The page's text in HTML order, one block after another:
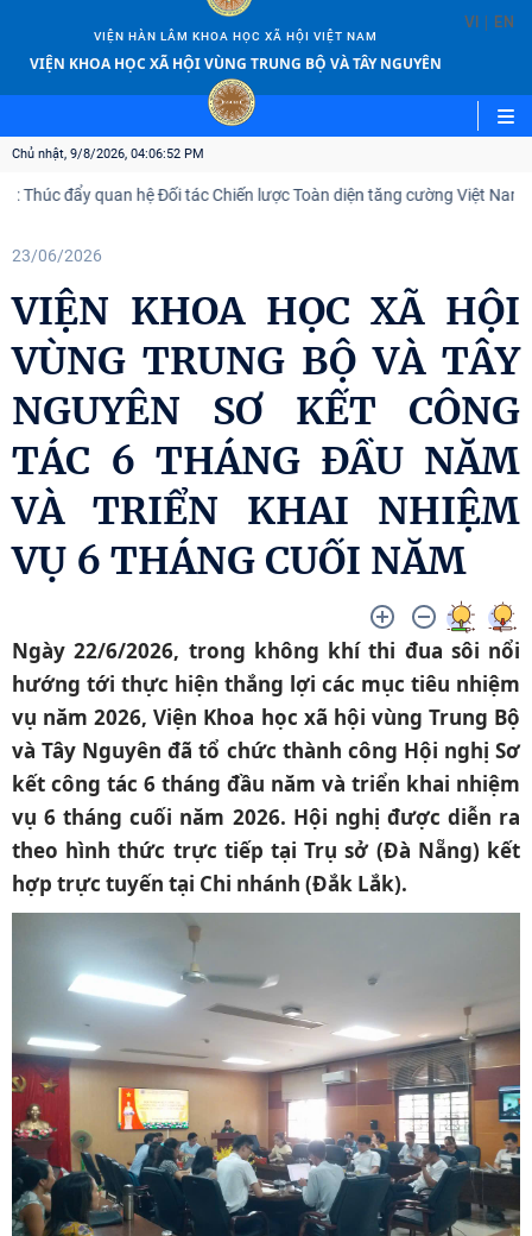
VIỆN HÀN LÂM KHOA HỌC XÃ HỘI VIỆT NAM
VIỆN KHOA HỌC XÃ HỘI VÙNG TRUNG BỘ VÀ TÂY NGUYÊN
VI | EN
Chủ nhật, 9/8/2026, 04:06:54 PM
quan hệ Đối tác Chiến lược Toàn diện tăng cường Việt Nam – Ấn Độ
23/06/2026
VIỆN KHOA HỌC XÃ HỘI
VÙNG TRUNG BỘ VÀ TÂY
NGUYÊN SƠ KẾT CÔNG
TÁC 6 THÁNG ĐẦU NĂM
VÀ TRIỂN KHAI NHIỆM
VỤ 6 THÁNG CUỐI NĂM
Ngày 22/6/2026, trong không khí thi đua sôi nổi
hướng tới thực hiện thắng lợi các mục tiêu nhiệm
vụ năm 2026, Viện Khoa học xã hội vùng Trung Bộ
và Tây Nguyên đã tổ chức thành công Hội nghị Sơ
kết công tác 6 tháng đầu năm và triển khai nhiệm
vụ 6 tháng cuối năm 2026. Hội nghị được diễn ra
theo hình thức trực tiếp tại Trụ sở (Đà Nẵng) kết
hợp trực tuyến tại Chi nhánh (Đắk Lắk).